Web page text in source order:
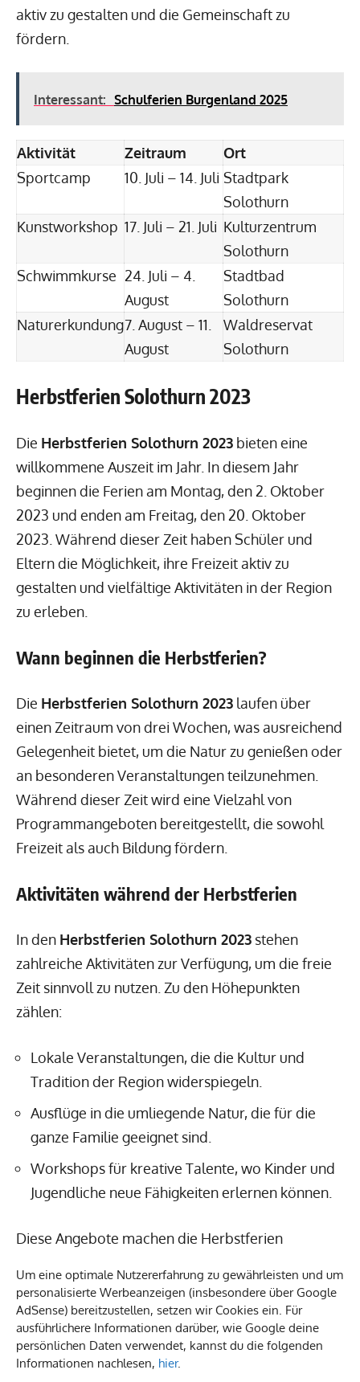
Um eine optimale Nutzererfahrung zu gewährleisten und um
personalisierte Werbeanzeigen (insbesondere über Google
AdSense) bereitzustellen, setzen wir Cookies ein. Für
ausführlichere Informationen darüber, wie Google deine
persönlichen Daten verwendet, kannst du die folgenden
Informationen nachlesen, hier.
aktiv zu gestalten und die Gemeinschaft zu
fördern.
Interessant: Schulferien Burgenland 2025
Aktivität Zeitraum
Ort
Sportcamp
10. Juli – 14. Juli Stadtpark
Solothurn
Kunstworkshop 17. Juli – 21. Juli Kulturzentrum
Solothurn
Schwimmkurse 24. Juli – 4.
August
Stadtbad
Solothurn
Naturerkundung7. August – 11.
August
Waldreservat
Solothurn
Herbstferien Solothurn 2023
Die Herbstferien Solothurn 2023 bieten eine
willkommene Auszeit im Jahr. In diesem Jahr
beginnen die Ferien am Montag, den 2. Oktober
2023 und enden am Freitag, den 20. Oktober
2023. Während dieser Zeit haben Schüler und
Eltern die Möglichkeit, ihre Freizeit aktiv zu
gestalten und vielfältige Aktivitäten in der Region
zu erleben.
Wann beginnen die Herbstferien?
Die Herbstferien Solothurn 2023 laufen über
einen Zeitraum von drei Wochen, was ausreichend
Gelegenheit bietet, um die Natur zu genießen oder
an besonderen Veranstaltungen teilzunehmen.
Während dieser Zeit wird eine Vielzahl von
Programmangeboten bereitgestellt, die sowohl
Freizeit als auch Bildung fördern.
Aktivitäten während der Herbstferien
In den Herbstferien Solothurn 2023 stehen
zahlreiche Aktivitäten zur Verfügung, um die freie
Zeit sinnvoll zu nutzen. Zu den Höhepunkten
zählen:
Lokale Veranstaltungen, die die Kultur und
Tradition der Region widerspiegeln.
Ausflüge in die umliegende Natur, die für die
ganze Familie geeignet sind.
Workshops für kreative Talente, wo Kinder und
Jugendliche neue Fähigkeiten erlernen können.
Diese Angebote machen die Herbstferien
Familien, gemeinsam Zeit zu verbringen und neue
Erfahrungen zu sammeln.
Datum Aktivität